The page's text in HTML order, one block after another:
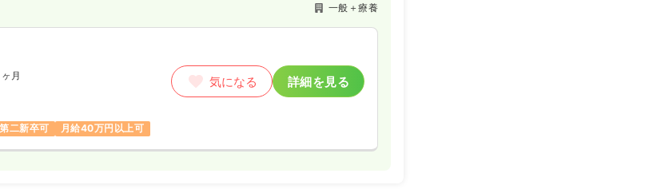
一般＋療養
月
第二新卒可 月給40万円以上可
気になる 詳細を見る